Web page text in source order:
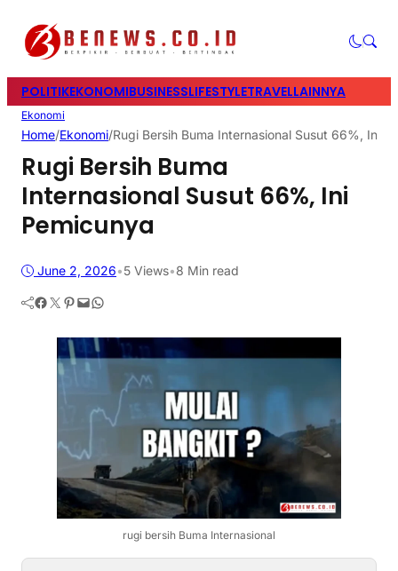
POLITIKEKONOMIBUSINESSLIFESTYLETRAVELLAINNYA
Ekonomi
Home/Ekonomi/Rugi Bersih Buma Internasional Susut 66%, Ini
Rugi Bersih Buma
Internasional Susut 66%, Ini
Pemicunya
June 2, 2026•5 Views•8 Min read
Facebook Twitter Pinterest Mail WhatsApp
rugi bersih Buma Internasional